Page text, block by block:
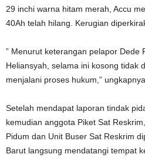
29 inchi warna hitam merah, Accu
40Ah telah hilang. Kerugian
” Menurut keterangan pelapor Dede
Heliansyah, selama ini kosong tidak
menjalani proses hukum,” ungkapnya.
Setelah mendapat laporan tindak
kemudian anggota Piket Sat
Pidum dan Unit Buser Sat Reskrim
Barut langsung mendatangi tempat